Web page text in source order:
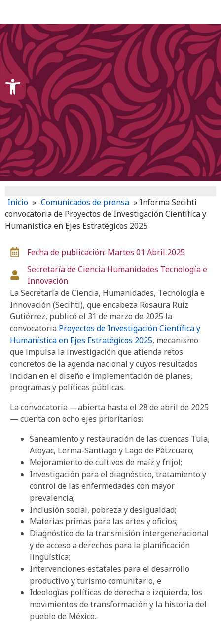
Inicio » Comunicados de prensa » Informa Secihti
convocatoria de Proyectos de Investigación Científica y
Humanística en Ejes Estratégicos 2025
Fecha de publicación: Martes 01 Abril 2025
Secretaría de Ciencia Humanidades Tecnología e
Innovación
La Secretaría de Ciencia, Humanidades, Tecnología e
Innovación (Secihti), que encabeza Rosaura Ruiz
Gutiérrez, publicó el 31 de marzo de 2025 la
convocatoria Proyectos de Investigación Científica y
Humanística en Ejes Estratégicos 2025, mecanismo
que impulsa la investigación que atienda retos
concretos de la agenda nacional y cuyos resultados
incidan en el diseño e implementación de planes,
programas y políticas públicas.
La convocatoria —abierta hasta el 28 de abril de 2025
— cuenta con ocho ejes prioritarios:
Saneamiento y restauración de las cuencas Tula,
Atoyac, Lerma-Santiago y Lago de Pátzcuaro;
Mejoramiento de cultivos de maíz y frijol;
Investigación para el diagnóstico, tratamiento y
control de las enfermedades con mayor
prevalencia;
Inclusión social, pobreza y desigualdad;
Materias primas para las artes y oficios;
Diagnóstico de la transmisión intergeneracional
y de acceso a derechos para la planificación
lingüística;
Intervenciones estatales para el desarrollo
productivo y turismo comunitario, e
Ideologías políticas de derecha e izquierda, los
movimientos de transformación y la historia del
pueblo de México.
Open toolbar